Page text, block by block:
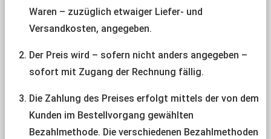
Waren – zuzüglich etwaiger Liefer- und
Versandkosten, angegeben.
Der Preis wird – sofern nicht anders angegeben –
sofort mit Zugang der Rechnung fällig.
Die Zahlung des Preises erfolgt mittels der von dem
Kunden im Bestellvorgang gewählten
Bezahlmethode. Die verschiedenen Bezahlmethoden